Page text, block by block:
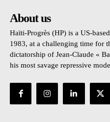
About us
Haïti-Progrès (HP) is a US-
1983, at a challenging time for
dictatorship of Jean-Claude «
his most savage repressive